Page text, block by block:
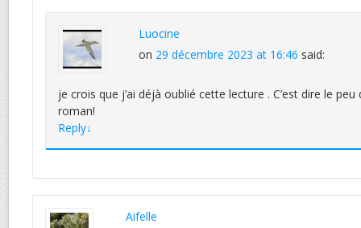
Luocine
on 29 décembre 2023 at 16:46 said:
je crois que j’ai déjà oublié cette lecture . C’est dire le
roman!
Reply↓
Aifelle